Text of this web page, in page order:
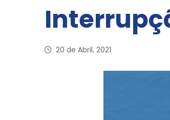
20 de Abril, 2021